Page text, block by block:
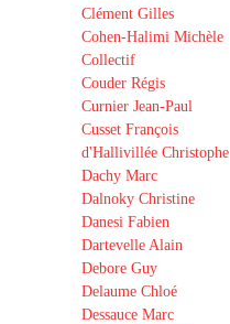
Clément Gilles
Cohen-Halimi Michèle
Collectif
Couder Régis
Curnier Jean-Paul
Cusset François
d'Hallivillée Christophe
Dachy Marc
Dalnoky Christine
Danesi Fabien
Dartevelle Alain
Debore Guy
Delaume Chloé
Dessauce Marc